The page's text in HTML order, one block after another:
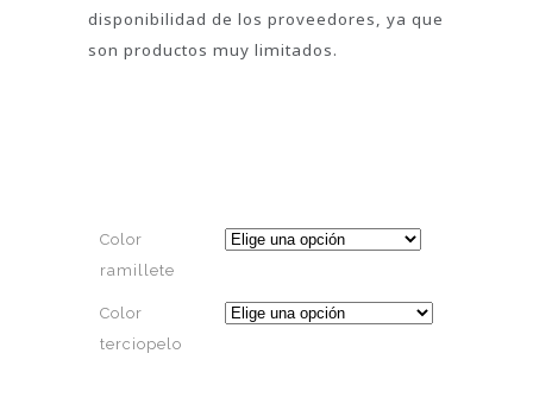
disponibilidad de los proveedores, ya que
son productos muy limitados.
Color
ramillete
Color
terciopelo